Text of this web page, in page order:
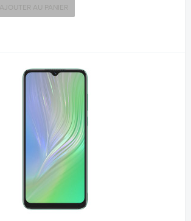
AJOUTER AU PANIER